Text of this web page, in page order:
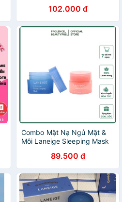
102.000 đ
Combo Mặt Nạ Ngủ Mặt &
Môi Laneige Sleeping Mask
89.500 đ